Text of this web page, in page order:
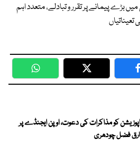
بڑے پیمانے پر تقرر و تبادلے، متعدد اہم
تعیناتیاں
WhatsApp Twitter
کو مذاکرات کی دعوت، اوپن ایجنڈے پر
فضل چودھری